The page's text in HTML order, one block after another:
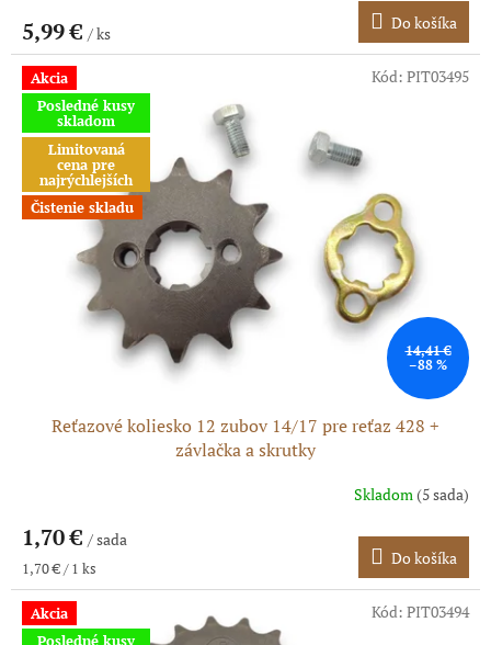
5,99 € / ks
Do košíka
Akcia
Posledné kusy
skladom
Limitovaná
cena pre
najrýchlejších
Čistenie skladu
14,41 €
–88 %
Reťazové koliesko 12 zubov 14/17 pre reťaz 428 +
závlačka a skrutky
Skladom(5 sada)
1,70 € / sada
Jednotková
cena:
1,70 € / 1 ks Do košíka
Kód: PIT03495
Akcia
Posledné kusy
Kód: PIT03494